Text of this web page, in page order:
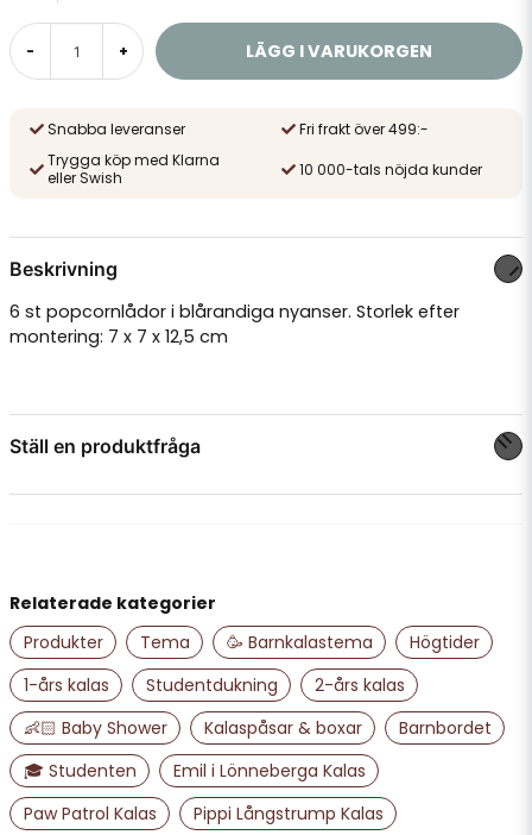
- + LÄGG I VARUKORGEN
Snabba leveranser
Fri frakt över 499:-
Trygga köp med Klarna
eller Swish
10 000-tals nöjda kunder
Beskrivning
6 st popcornlådor i blårandiga nyanser. Storlek efter
montering: 7 x 7 x 12,5 cm
Ställ en produktfråga
name
Namn
email
Mejladress
Relaterade kategorier
Produkter
Tema 🥳 Barnkalastema
Högtider
1-års kalas
Studentdukning
2-års kalas
👶🏻 Baby Shower
Kalaspåsar & boxar
Barnbordet
🎓 Studenten
Emil i Lönneberga Kalas
Paw Patrol Kalas
Pippi Långstrump Kalas